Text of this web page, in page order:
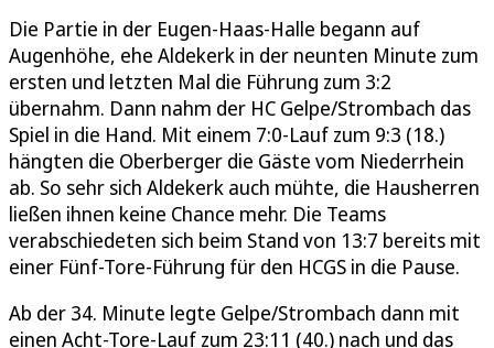
Die Partie in der Eugen-Haas-Halle begann auf
Augenhöhe, ehe Aldekerk in der neunten Minute zum
ersten und letzten Mal die Führung zum 3:2
übernahm. Dann nahm der HC Gelpe/Strombach das
Spiel in die Hand. Mit einem 7:0-Lauf zum 9:3 (18.)
hängten die Oberberger die Gäste vom Niederrhein
ab. So sehr sich Aldekerk auch mühte, die Hausherren
ließen ihnen keine Chance mehr. Die Teams
verabschiedeten sich beim Stand von 13:7 bereits mit
einer Fünf-Tore-Führung für den HCGS in die Pause.
Ab der 34. Minute legte Gelpe/Strombach dann mit
einen Acht-Tore-Lauf zum 23:11 (40.) nach und das